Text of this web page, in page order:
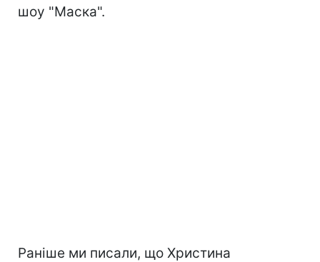
шоу "Маска".
Раніше ми писали, що Христина